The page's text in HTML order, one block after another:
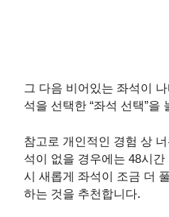
그 다음 비어있는 좌석이
석을 선택한 “좌석 선택”을
참고로 개인적인 경험 상
석이 없을 경우에는 48시
시 새롭게 좌석이 조금 더
하는 것을 추천합니다.